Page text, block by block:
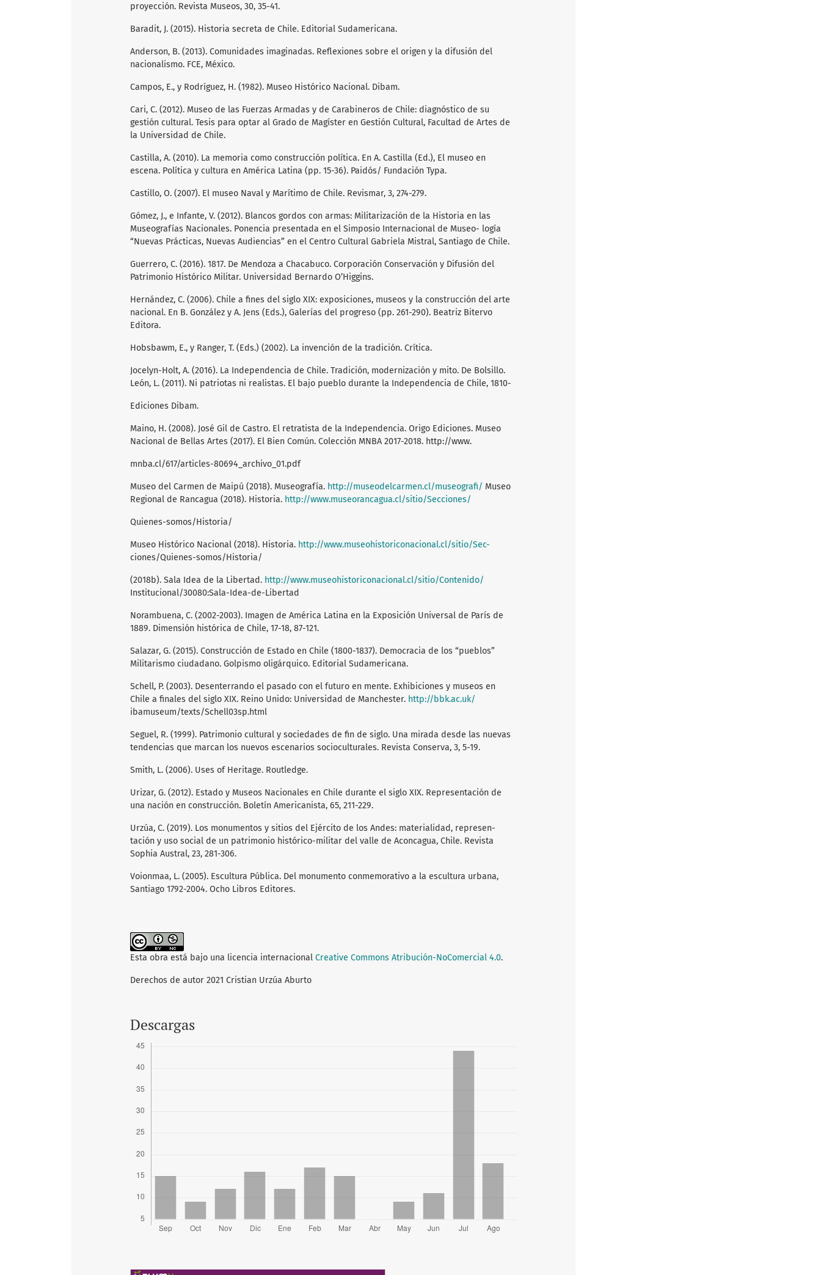
proyección. Revista Museos, 30, 35-41.
Baradit, J. (2015). Historia secreta de Chile. Editorial Sudamericana.
Anderson, B. (2013). Comunidades imaginadas. Reflexiones sobre el origen y la difusión del
nacionalismo. FCE, México.
Campos, E., y Rodríguez, H. (1982). Museo Histórico Nacional. Dibam.
Cari, C. (2012). Museo de las Fuerzas Armadas y de Carabineros de Chile: diagnóstico de su
gestión cultural. Tesis para optar al Grado de Magíster en Gestión Cultural, Facultad de Artes de
la Universidad de Chile.
Castilla, A. (2010). La memoria como construcción política. En A. Castilla (Ed.), El museo en
escena. Política y cultura en América Latina (pp. 15-36). Paidós/ Fundación Typa.
Castillo, O. (2007). El museo Naval y Marítimo de Chile. Revismar, 3, 274-279.
Gómez, J., e Infante, V. (2012). Blancos gordos con armas: Militarización de la Historia en las
Museografías Nacionales. Ponencia presentada en el Simposio Internacional de Museo- logía
“Nuevas Prácticas, Nuevas Audiencias” en el Centro Cultural Gabriela Mistral, Santiago de Chile.
Guerrero, C. (2016). 1817. De Mendoza a Chacabuco. Corporación Conservación y Difusión del
Patrimonio Histórico Militar. Universidad Bernardo O’Higgins.
Hernández, C. (2006). Chile a fines del siglo XIX: exposiciones, museos y la construcción del arte
nacional. En B. González y A. Jens (Eds.), Galerías del progreso (pp. 261-290). Beatriz Bitervo
Editora.
Hobsbawm, E., y Ranger, T. (Eds.) (2002). La invención de la tradición. Crítica.
Jocelyn-Holt, A. (2016). La Independencia de Chile. Tradición, modernización y mito. De Bolsillo.
León, L. (2011). Ni patriotas ni realistas. El bajo pueblo durante la Independencia de Chile, 1810-
Ediciones Dibam.
Maino, H. (2008). José Gil de Castro. El retratista de la Independencia. Origo Ediciones. Museo
Nacional de Bellas Artes (2017). El Bien Común. Colección MNBA 2017-2018. http://www.
mnba.cl/617/articles-80694_archivo_01.pdf
Museo del Carmen de Maipú (2018). Museografía. http://museodelcarmen.cl/museografi/ Museo
Regional de Rancagua (2018). Historia. http://www.museorancagua.cl/sitio/Secciones/
Quienes-somos/Historia/
Museo Histórico Nacional (2018). Historia. http://www.museohistoriconacional.cl/sitio/Sec-
ciones/Quienes-somos/Historia/
(2018b). Sala Idea de la Libertad. http://www.museohistoriconacional.cl/sitio/Contenido/
Institucional/30080:Sala-Idea-de-Libertad
Norambuena, C. (2002-2003). Imagen de América Latina en la Exposición Universal de París de
1889. Dimensión histórica de Chile, 17-18, 87-121.
Salazar, G. (2015). Construcción de Estado en Chile (1800-1837). Democracia de los “pueblos”
Militarismo ciudadano. Golpismo oligárquico. Editorial Sudamericana.
Schell, P. (2003). Desenterrando el pasado con el futuro en mente. Exhibiciones y museos en
Chile a finales del siglo XIX. Reino Unido: Universidad de Manchester. http://bbk.ac.uk/
ibamuseum/texts/Schell03sp.html
Seguel, R. (1999). Patrimonio cultural y sociedades de fin de siglo. Una mirada desde las nuevas
tendencias que marcan los nuevos escenarios socioculturales. Revista Conserva, 3, 5-19.
Smith, L. (2006). Uses of Heritage. Routledge.
Urizar, G. (2012). Estado y Museos Nacionales en Chile durante el siglo XIX. Representación de
una nación en construcción. Boletín Americanista, 65, 211-229.
Urzúa, C. (2019). Los monumentos y sitios del Ejército de los Andes: materialidad, represen-
tación y uso social de un patrimonio histórico-militar del valle de Aconcagua, Chile. Revista
Sophia Austral, 23, 281-306.
Voionmaa, L. (2005). Escultura Pública. Del monumento conmemorativo a la escultura urbana,
Santiago 1792-2004. Ocho Libros Editores.
Esta obra está bajo una licencia internacional Creative Commons Atribución-NoComercial 4.0.
Derechos de autor 2021 Cristian Urzúa Aburto
Descargas